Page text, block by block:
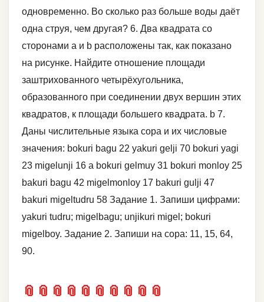
одновременно. Во сколько раз больше воды даёт
одна струя, чем другая? 6. Два квадрата со
сторонами a и b расположены так, как показано
на рисунке. Найдите отношение площади
заштрихованного четырёхугольника,
образованного при соединении двух вершин этих
квадратов, к площади большего квадрата. b 7.
Даны числительные языка сора и их числовые
значения: bokuri bagu 22 yakuri gelji 70 bokuri yagi
23 migelunji 16 a bokuri gelmuy 31 bokuri monloy 25
bakuri bagu 42 migelmonloy 17 bakuri gulji 47
bakuri migeltudru 58 Задание 1. Запиши цифрами:
yakuri tudru; migelbagu; unjikuri migel; bokuri
migelboy. Задание 2. Запиши на сора: 11, 15, 64,
90.
📎 📎 📎 📎 📎 📎 📎 📎 📎 📎